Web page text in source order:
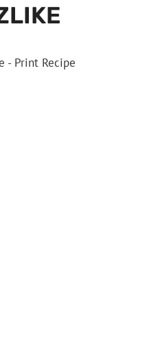
- Print Recipe